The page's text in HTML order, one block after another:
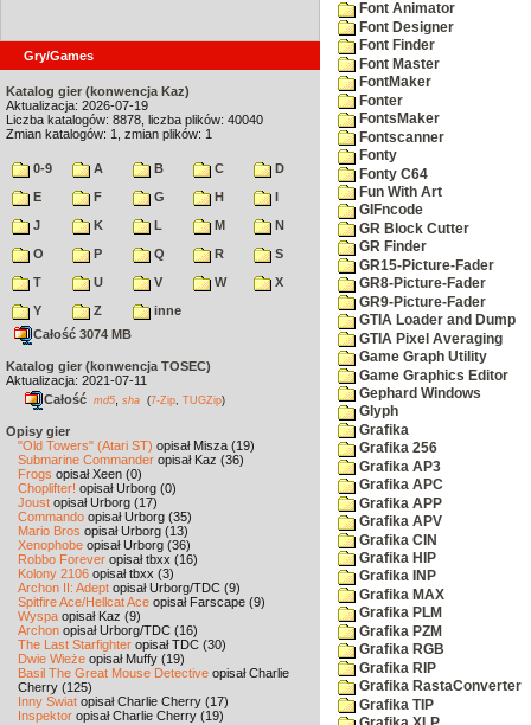
Gry/Games
Katalog gier (konwencja Kaz)
Aktualizacja: 2026-07-19
Liczba katalogów: 8878, liczba plików: 40040
Zmian katalogów: 1, zmian plików: 1
0-9 A B C
D
E
F G H
I
J
K L M
N
O
P Q R
S
T
U V W
X
Y
Z
inne
Całość 3074 MB
Katalog gier (konwencja TOSEC)
Aktualizacja: 2021-07-11
Całość md5 sha (7-Zip TUGZip)
Opisy gier
"Old Towers" (Atari ST) opisał Misza (19)
Submarine Commander opisał Kaz (36)
Frogs opisał Xeen (0)
Choplifter! opisał Urborg (0)
Joust opisał Urborg (17)
Commando opisał Urborg (35)
Mario Bros opisał Urborg (13)
Xenophobe opisał Urborg (36)
Robbo Forever opisał tbxx (16)
Kolony 2106 opisał tbxx (3)
Archon II: Adept opisał Urborg/TDC (9)
Spitfire Ace/Hellcat Ace opisał Farscape (9)
Wyspa opisał Kaz (9)
Archon opisał Urborg/TDC (16)
The Last Starfighter opisał TDC (30)
Dwie Wieże opisał Muffy (19)
Basil The Great Mouse Detective opisał Charlie
Cherry (125)
Inny Świat opisał Charlie Cherry (17)
Inspektor opisał Charlie Cherry (19)
Font Animator
Font Designer
Font Finder
Font Master
FontMaker
Fonter
FontsMaker
Fontscanner
Fonty
Fonty C64
Fun With Art
GIFncode
GR Block Cutter
GR Finder
GR15-Picture-Fader
GR8-Picture-Fader
GR9-Picture-Fader
GTIA Loader and Dump
GTIA Pixel Averaging
Game Graph Utility
Game Graphics Editor
Gephard Windows
Glyph
Grafika
Grafika 256
Grafika AP3
Grafika APC
Grafika APP
Grafika APV
Grafika CIN
Grafika HIP
Grafika INP
Grafika MAX
Grafika PLM
Grafika PZM
Grafika RGB
Grafika RIP
Grafika RastaConverter
Grafika TIP